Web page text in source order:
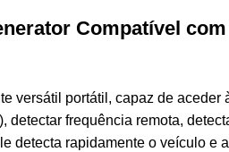
Compatível com
versátil portátil, capaz de aceder
detectar frequência remota,
detecta rapidamente o veículo e